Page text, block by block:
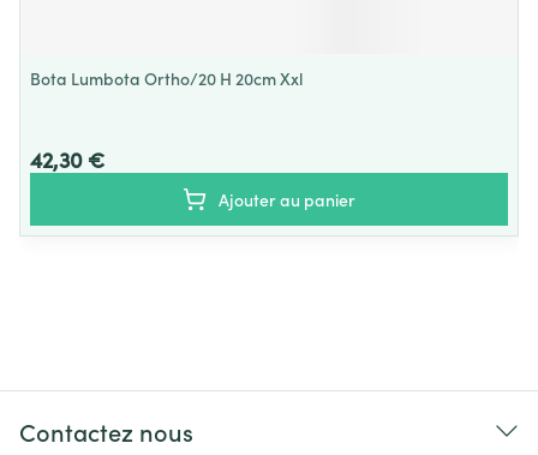
Bota Lumbota Ortho/20 H 20cm Xxl
42,30 €
Ajouter au panier
Contactez nous